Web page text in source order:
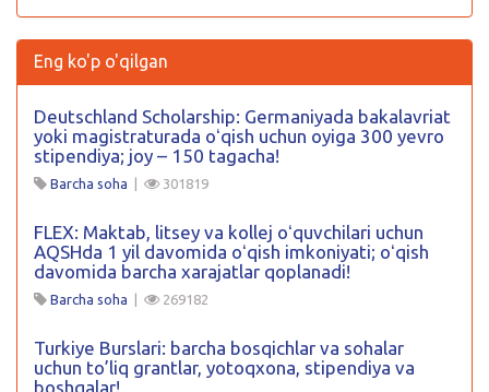
Eng ko'p o'qilgan
Deutschland Scholarship: Germaniyada bakalavriat
yoki magistraturada oʻqish uchun oyiga 300 yevro
stipendiya; joy – 150 tagacha!
Barcha soha 301819
FLEX: Maktab, litsey va kollej oʻquvchilari uchun
AQSHda 1 yil davomida oʻqish imkoniyati; oʻqish
davomida barcha xarajatlar qoplanadi!
Barcha soha 269182
Turkiye Burslari: barcha bosqichlar va sohalar
uchun to’liq grantlar, yotoqxona, stipendiya va
boshqalar!